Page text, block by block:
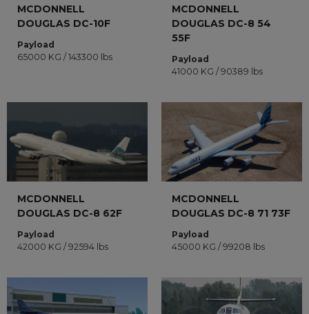
MCDONNELL
DOUGLAS DC-10F
Payload
65000 KG / 143300 lbs
MCDONNELL
DOUGLAS DC-8 54
55F
Payload
41000 KG / 90389 lbs
MCDONNELL
DOUGLAS DC-8 62F
Payload
42000 KG / 92594 lbs
MCDONNELL
DOUGLAS DC-8 71 73F
Payload
45000 KG / 99208 lbs